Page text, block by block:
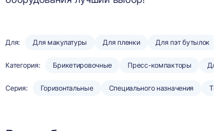
Для: Для макулатуры Для пленки Для пэт бутылок
Категория: Брикетировочные Пресс-компакторы
Серия: Горизонтальные Специального назначения